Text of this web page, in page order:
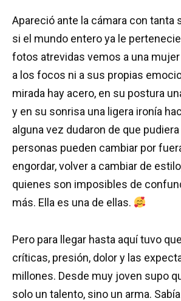
Apareció ante la cámara con tanta
si el mundo entero ya le
fotos atrevidas vemos a una
a los focos ni a sus propias
mirada hay acero, en su postura
y en su sonrisa una ligera ironía
alguna vez dudaron de que
personas pueden cambiar por
engordar, volver a cambiar de
quienes son imposibles de
más. Ella es una de ellas.
Pero para llegar hasta aquí tuvo
críticas, presión, dolor y las
millones. Desde muy joven supo
solo un talento, sino un arma.